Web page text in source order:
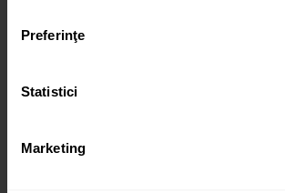
Preferinţe
Statistici
Marketing
Produse similare